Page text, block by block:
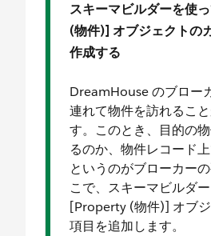
スキーマビルダーを使
(物件)] オブジェクトの
作成する
DreamHouse のブロー
連れて物件を訪れるこ
す。このとき、目的の
るのか、物件レコード
というのがブローカー
こで、スキーマビルダ
[Property (物件)] オブ
項目を追加します。